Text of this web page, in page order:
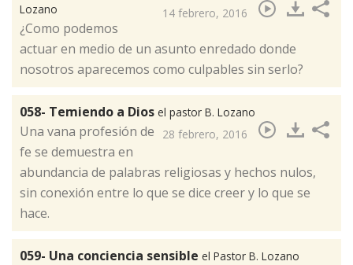
Lozano
14 febrero, 2016
​¿Como podemos
actuar en medio de un asunto enredado donde
nosotros aparecemos como culpables sin serlo?
058- Temiendo a Dios el pastor B. Lozano
28 febrero, 2016
​Una vana profesión de
fe se demuestra en
abundancia de palabras religiosas y hechos nulos,
sin conexión entre lo que se dice creer y lo que se
hace.
059- Una conciencia sensible el Pastor B. Lozano